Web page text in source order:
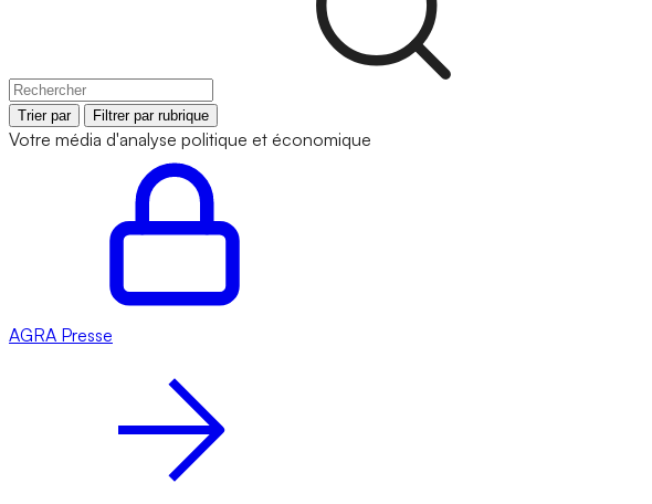
Trier par Filtrer par rubrique
Votre média d'analyse politique et économique
AGRA Presse